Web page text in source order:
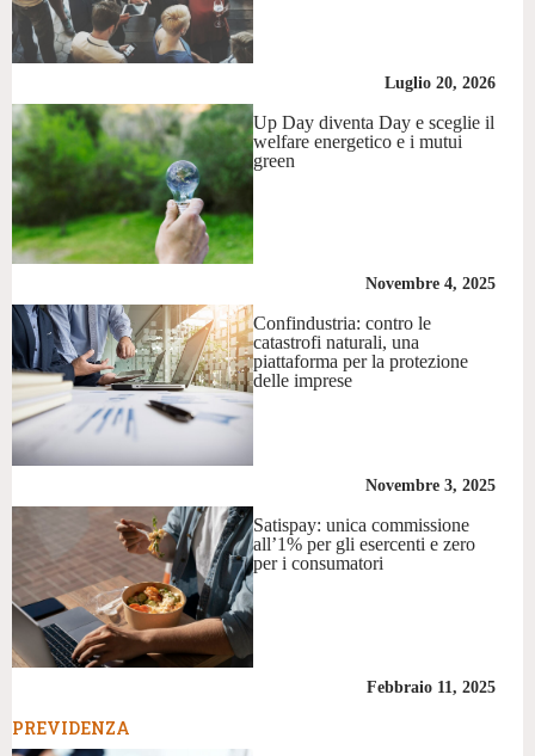
Luglio 20, 2026
Up Day diventa Day e sceglie il
welfare energetico e i mutui
green
Novembre 4, 2025
Confindustria: contro le
catastrofi naturali, una
piattaforma per la protezione
delle imprese
Novembre 3, 2025
Satispay: unica commissione
all’1% per gli esercenti e zero
per i consumatori
Febbraio 11, 2025
PREVIDENZA